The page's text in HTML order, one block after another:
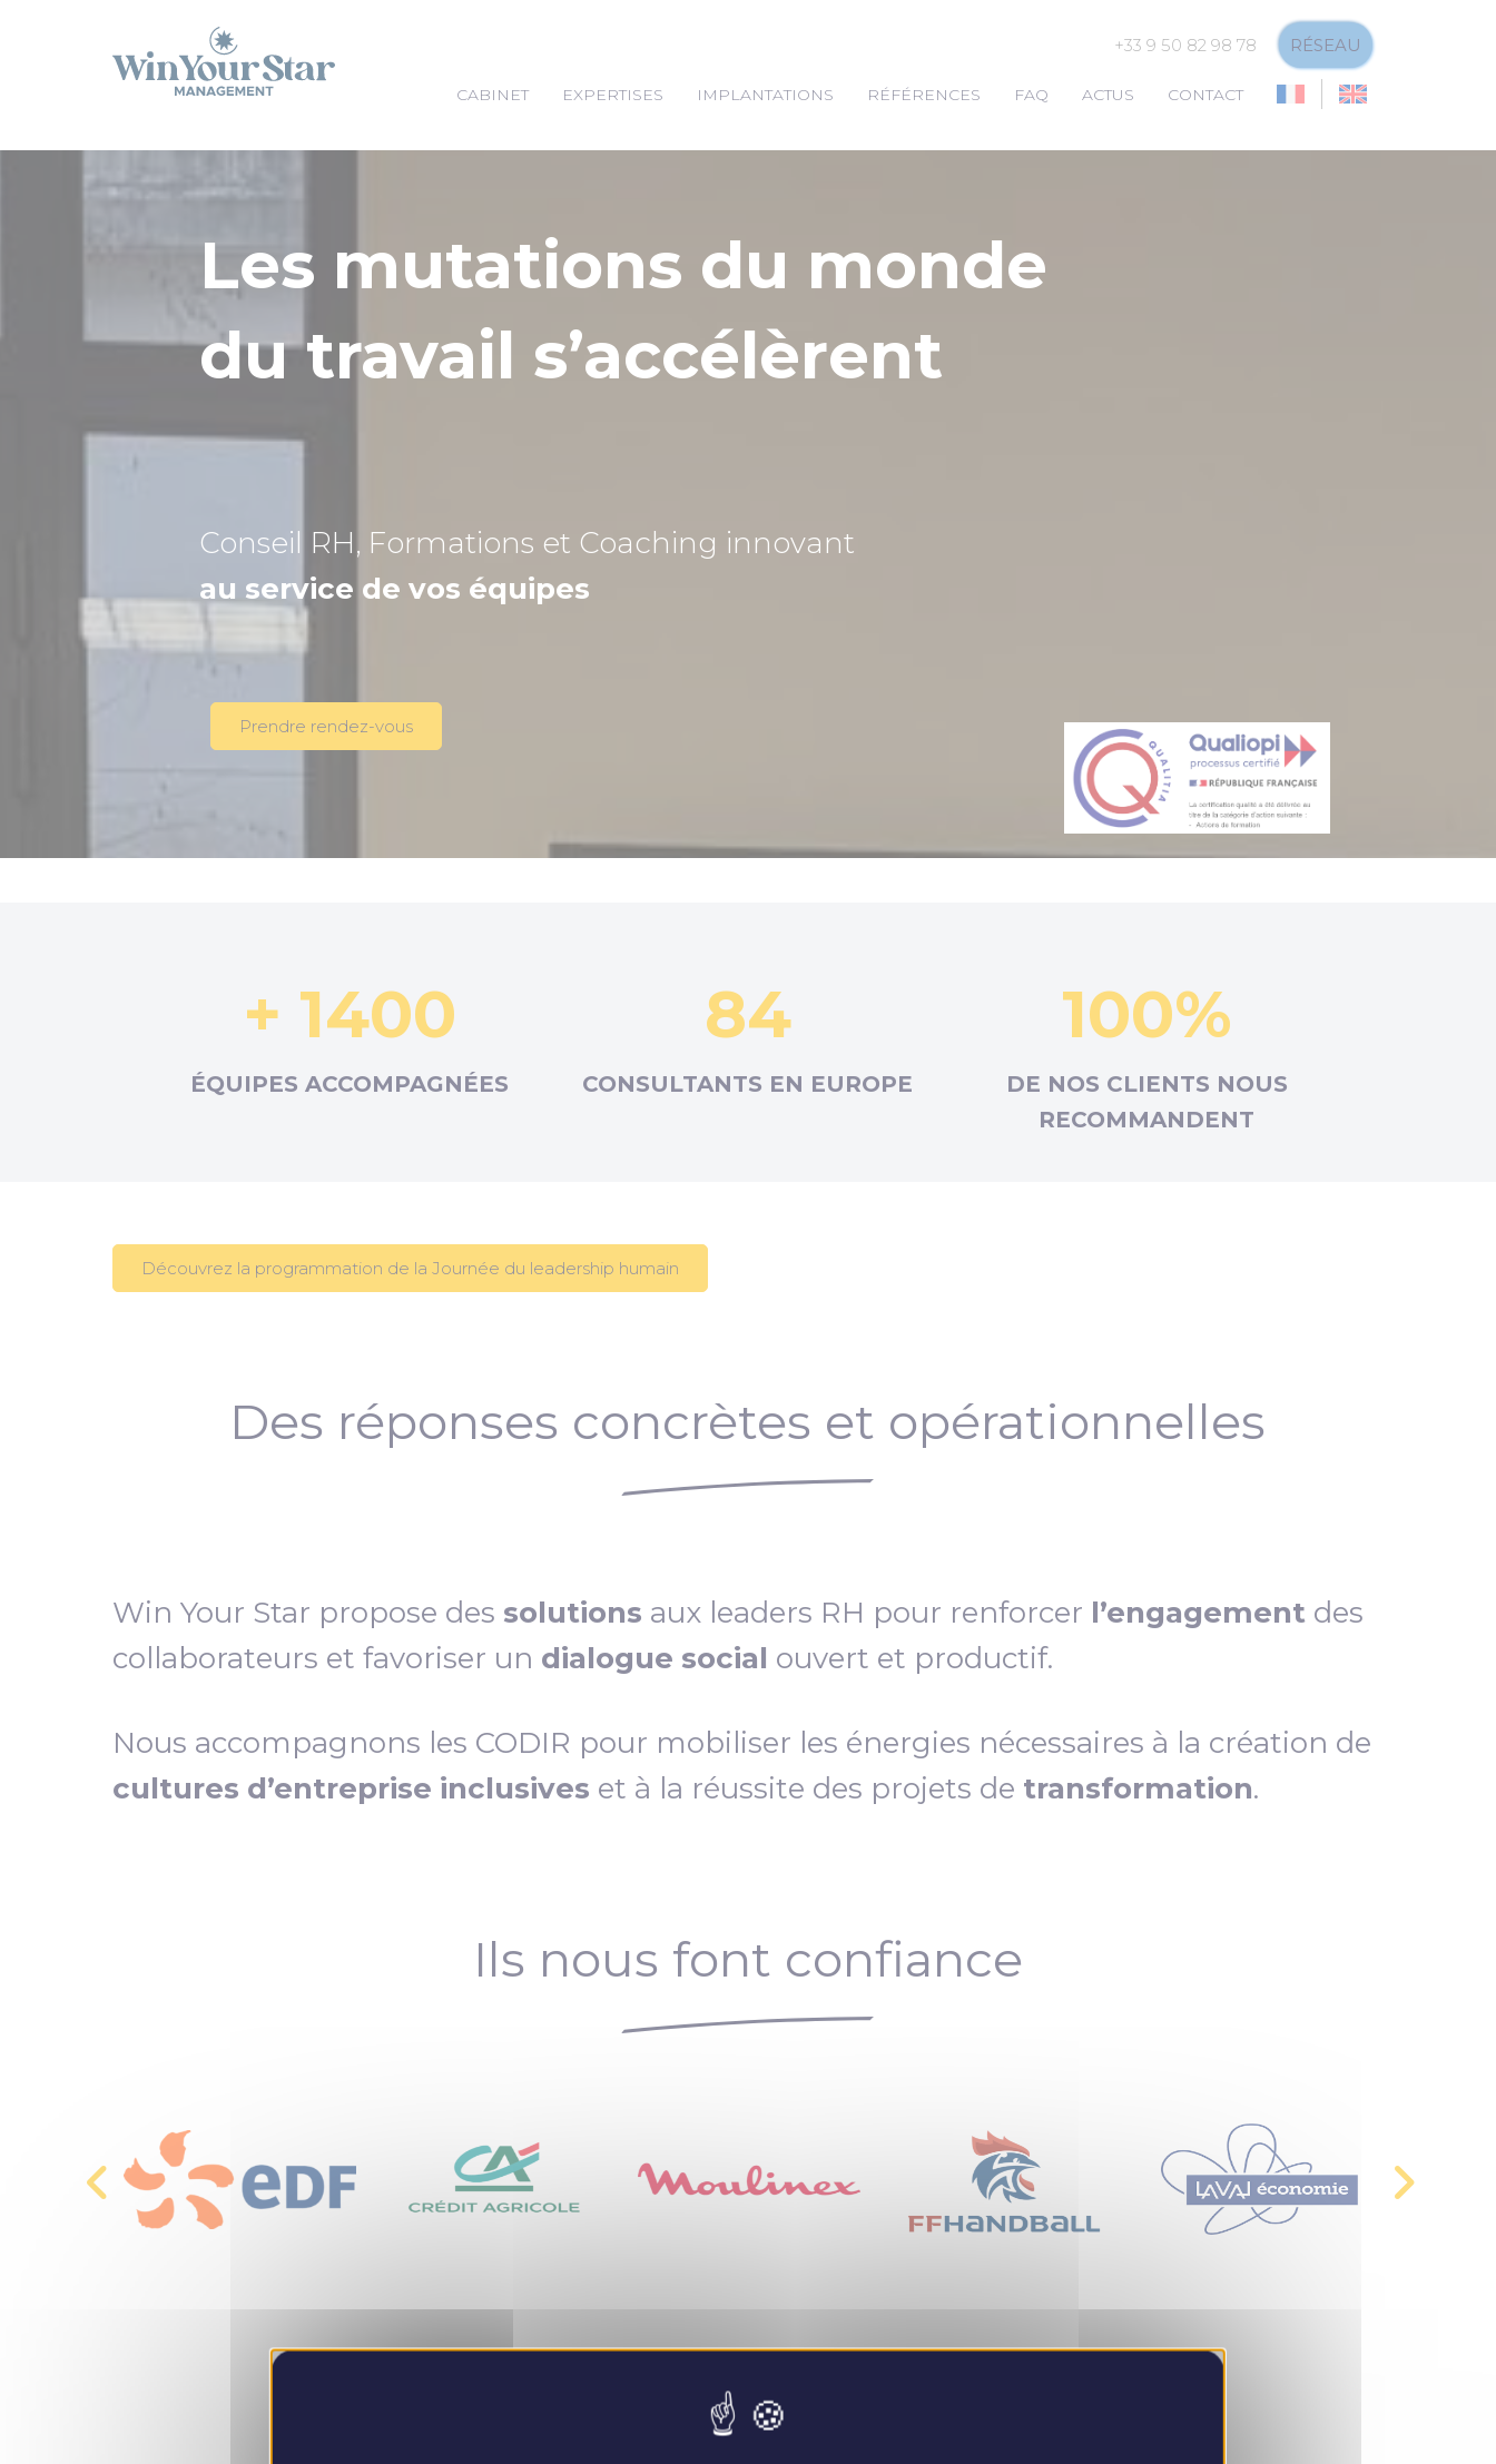
+33 9 50 82 98 78 RÉSEAU
CABINET EXPERTISES IMPLANTATIONS RÉFÉRENCES FAQ ACTUS CONTACT
Les mutations du monde
du travail s’accélèrent
Conseil RH, Formations et Coaching innovant
au service de vos équipes
Prendre rendez-vous
+ 1400
ÉQUIPES ACCOMPAGNÉES
84
CONSULTANTS EN EUROPE
100%
DE NOS CLIENTS NOUS
RECOMMANDENT
Découvrez la programmation de la Journée du leadership humain
Des réponses concrètes et opérationnelles
Win Your Star propose des solutions aux leaders RH pour renforcer l’engagement des
collaborateurs et favoriser un dialogue social ouvert et productif.
Nous accompagnons les CODIR pour mobiliser les énergies nécessaires à la création de
cultures d’entreprise inclusives et à la réussite des projets de transformation.
Ils nous font confiance
Nos expertises